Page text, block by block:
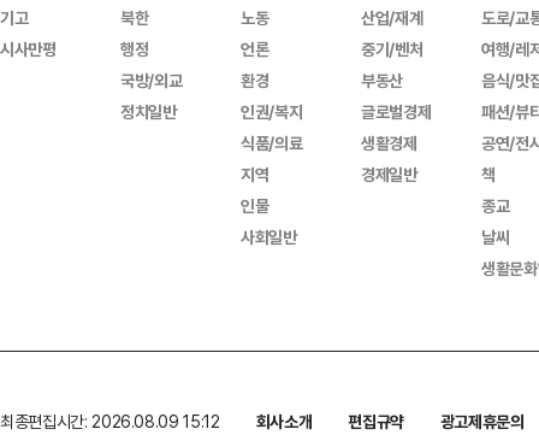
기고
시사만평
북한
행정
국방/외교
정치일반
노동
언론
환경
인권/복지
식품/의료
지역
인물
사회일반
산업/재계
중기/벤처
부동산
글로벌경제
생활경제
경제일반
도로/교
여행/레
음식/맛
패션/뷰
공연/전
책
종교
날씨
생활문
최종편집시간: 2026.08.09 15:12 회사소개 편집규약
광고제휴문의